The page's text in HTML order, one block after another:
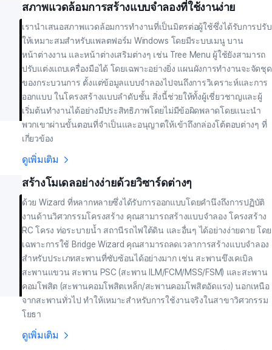
สภาพแวดล้อมการสร้างแบบจำลองที่ใช้งานง่าย
เรานำเสนอสภาพแวดล้อมการทำงานที่เป็นมิตรต่อผู้ใช้ซึ่งได้รับการปรับ
ให้เหมาะสมสำหรับแพลตฟอร์ม Windows โดยมีระบบเมนู บาน
หน้าต่างงาน และหน้าต่างเสริมต่างๆ เช่น Tree Menu ผู้ใช้ยังสามารถ
ปรับแต่งแถบเครื่องมือได้ โดยเฉพาะอย่างยิ่ง แผนผังการทำงานจะจัดชุด
ของกระบวนการ ตั้งแต่ข้อมูลแบบจำลองไปจนถึงการวิเคราะห์และการ
ออกแบบ ในโครงสร้างแบบลำดับชั้น สิ่งนี้ช่วยให้ทั้งผู้เชี่ยวชาญและผู้
เริ่มต้นทำงานได้อย่างมีประสิทธิภาพโดยไม่มีข้อผิดพลาดโดยแนะนำ
พวกเขาผ่านขั้นตอนที่จำเป็นและอนุญาตให้เข้าถึงกล่องโต้ตอบต่างๆ ที่
เกี่ยวข้อง
ดูเพิ่มเติม
สร้างโมเดลอย่างง่ายด้วยวิซาร์ดต่างๆ
ด้วย Wizard ที่หลากหลายซึ่งได้รับการออกแบบโดยคำนึงถึงการปฏิบัติ
งานด้านวิศวกรรมโครงสร้าง คุณสามารถสร้างแบบจำลอง โครงสร้าง
RC โครง ท่อระบายน้ำ สถานีรถไฟใต้ดิน และอื่นๆ ได้อย่างง่ายดาย โดย
เฉพาะการใช้ Bridge Wizard คุณสามารถลดเวลาการสร้างแบบจำลอง
สำหรับประเภทสะพานที่ซับซ้อนได้อย่างมาก เช่น สะพานขึงเคเบิล
สะพานแขวน สะพาน PSC (สะพาน ILM/FCM/MSS/FSM) และสะพาน
คอมโพสิต (สะพานคอมโพสิตเหล็ก/สะพานคอมโพสิตอัดแรง) นอกเหนือ
จากสะพานทั่วไป ทำให้เหมาะสำหรับการใช้งานจริงในสาขาวิศวกรรม
โยธา
ดูเพิ่มเติม